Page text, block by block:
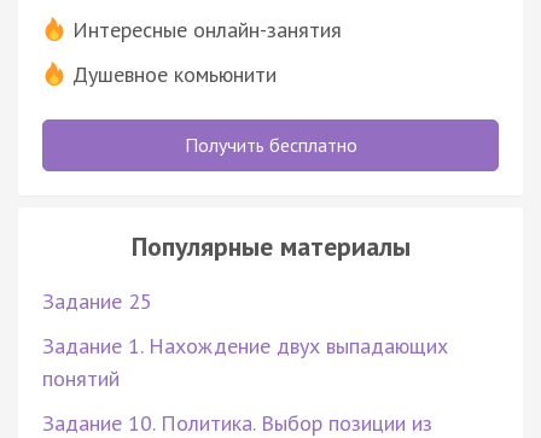
Интересные онлайн-занятия
Душевное комьюнити
Получить бесплатно
Популярные материалы
Задание 25
Задание 1. Нахождение двух выпадающих
понятий
Задание 10. Политика. Выбор позиции из